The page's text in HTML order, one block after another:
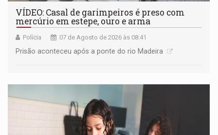
VÍDEO: Casal de garimpeiros é preso com
mercúrio em estepe, ouro e arma
Polícia 07 de Agosto de 2026 às 08:41
Prisão aconteceu após a ponte do rio Madeira